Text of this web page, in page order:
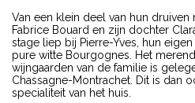
Van een klein deel van hun druiven
Fabrice Bouard en zijn dochter
stage liep bij Pierre-Yves, hun
pure witte Bourgognes. Het
wijngaarden van de familie is
Chassagne-Montrachet. Dit is dan
specialiteit van het huis.